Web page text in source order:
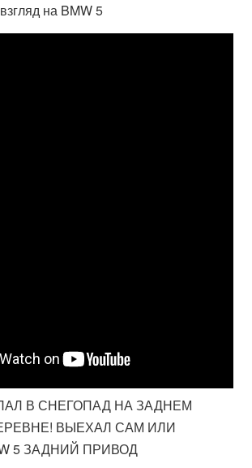
на BMW 5
В СНЕГОПАД НА ЗАДНЕМ
ВЫЕХАЛ САМ ИЛИ
5 ЗАДНИЙ ПРИВОД